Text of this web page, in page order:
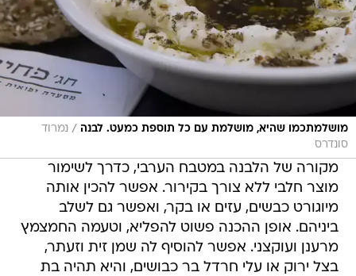
מושלמתכמו שהיא, מושלמת עם כל תוספת כמעט. לבנה / נמרוד
סונדרס
מקורה של הלבנה במטבח הערבי, כדרך לשימור
מוצר חלבי ללא צורך בקירור. אפשר להכין אותה
מיוגורט כבשים, עזים או בקר, ואפשר גם לשלב
ביניהם. אופן ההכנה פשוט להפליא, וטעמה החמצמץ
מרענן ועוקצני. אפשר להוסיף לה שמן זית וזעתר,
בצל ירוק או עלי חרדל בר כבושים, והיא תהיה בת